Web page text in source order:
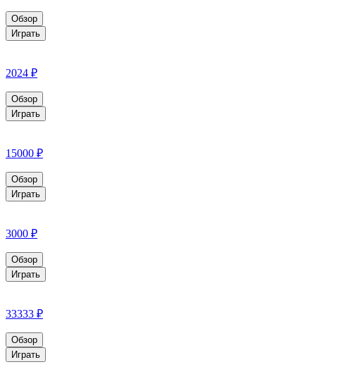
Обзор
Играть
2024 ₽
Обзор
Играть
15000 ₽
Обзор
Играть
3000 ₽
Обзор
Играть
33333 ₽
Обзор
Играть